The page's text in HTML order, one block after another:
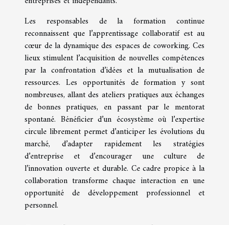
Les responsables de la formation continue
reconnaissent que l’apprentissage collaboratif est au
cœur de la dynamique des espaces de coworking. Ces
lieux stimulent l’acquisition de nouvelles compétences
par la confrontation d’idées et la mutualisation de
ressources. Les opportunités de formation y sont
nombreuses, allant des ateliers pratiques aux échanges
de bonnes pratiques, en passant par le mentorat
spontané. Bénéficier d’un écosystème où l’expertise
circule librement permet d’anticiper les évolutions du
marché, d’adapter rapidement les stratégies
d’entreprise et d’encourager une culture de
l’innovation ouverte et durable. Ce cadre propice à la
collaboration transforme chaque interaction en une
opportunité de développement professionnel et
personnel.